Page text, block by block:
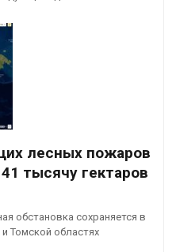
лесных пожаров
тысячу гектаров
обстановка сохраняется в
Томской областях